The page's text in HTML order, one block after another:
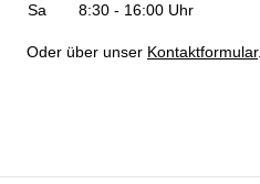
Sa
8:30 - 16:00 Uhr
Oder über unser Kontaktformular.